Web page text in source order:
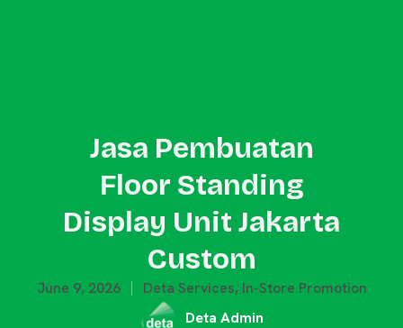
Jasa Pembuatan
Floor Standing
Display Unit Jakarta
Custom
June 9, 2026 Deta Services, In-Store Promotion
Deta Admin